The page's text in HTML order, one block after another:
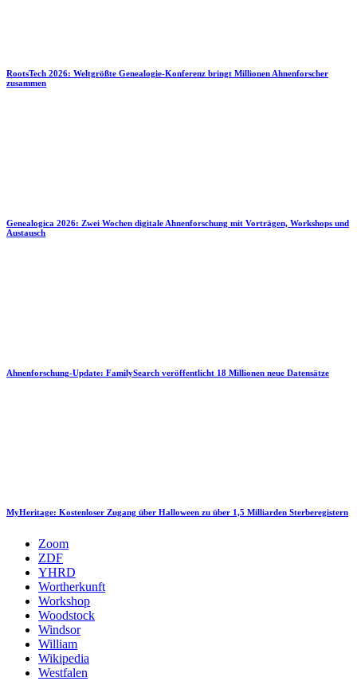
RootsTech 2026: Weltgrößte Genealogie-Konferenz bringt Millionen Ahnenforscher
zusammen
Genealogica 2026: Zwei Wochen digitale Ahnenforschung mit Vorträgen, Workshops und
Austausch
Ahnenforschung-Update: FamilySearch veröffentlicht 18 Millionen neue Datensätze
MyHeritage: Kostenloser Zugang über Halloween zu über 1,5 Milliarden Sterberegistern
Zoom
ZDF
YHRD
Wortherkunft
Workshop
Woodstock
Windsor
William
Wikipedia
Westfalen